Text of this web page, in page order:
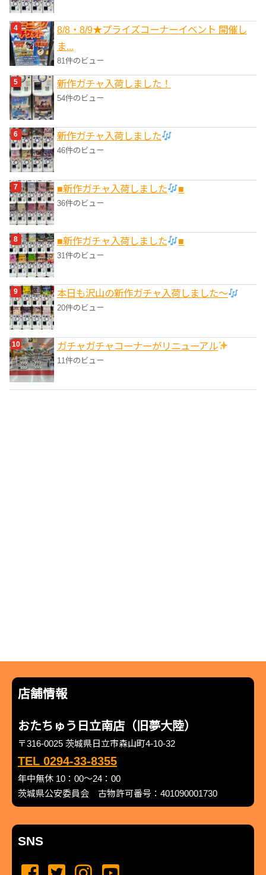
8/8・8/9★プライズコーナーイベント 開催し
ま...
81件のビュー
新作ガチャ入荷しました！
54件のビュー
新作ガチャ入荷しました
46件のビュー
■新作ガチャ入荷しました ■
36件のビュー
■新作ガチャ入荷しました ■
31件のビュー
本日も沢山の新作ガチャ入荷しました〜
20件のビュー
ガチャガチャコーナーがリニューアル
11件のビュー
店舗情報
おたちゅう日立南店（旧夢大陸）
〒316-0025 茨城県日立市森山町4-10-32
TEL 0294-33-8355
年中無休 10：00～24：00
茨城県公安委員会 古物許可番号：401090001730
SNS